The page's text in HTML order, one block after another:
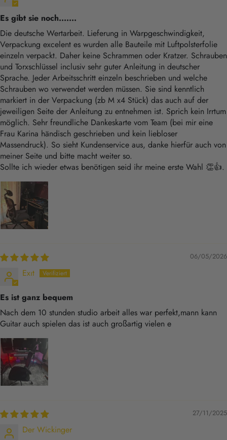
Es gibt sie noch.......
Die deutsche Wertarbeit. Lieferung in Warpgeschwindigkeit,
Verpackung excelent es wurden alle Bauteile mit Luftpolsterfolie
einzeln verpackt. Daher keine Schrammen oder Kratzer. Schrauben
und Torxschlüssel inclusiv sehr guter Anleitung in deutscher
Sprache. Jeder Arbeitsschritt einzeln beschrieben und welche
Schrauben wo verwendet werden müssen. Sie sind kenntlich
markiert in der Verpackung (zb M x4 Stück) das auch auf der
jeweiligen Seite der Anleitung zu entnehmen ist. Sprich kein Irrtum
möglich. Sehr freundliche Dankeskarte vom Team (bei mir eine
Frau Karina händisch geschrieben und kein liebloser
Massendruck). So sieht Kundenservice aus, danke hierfür auch von
meiner Seite und bitte macht weiter so.
Sollte ich wieder etwas benötigen seid ihr meine erste Wahl 👏👍.
06/05/2026
Exıt
Es ist ganz bequem
Nach dem 10 stunden studio arbeit alles war perfekt,mann kann
Guitar auch spielen das ist auch großartig vielen e
27/11/2025
Der Wickinger